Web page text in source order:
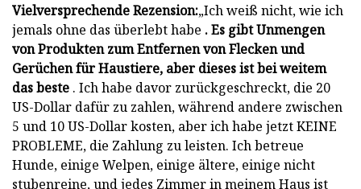
Vielversprechende Rezension:„Ich weiß nicht, wie ich
jemals ohne das überlebt habe . Es gibt Unmengen
von Produkten zum Entfernen von Flecken und
Gerüchen für Haustiere, aber dieses ist bei weitem
das beste . Ich habe davor zurückgeschreckt, die 20
US-Dollar dafür zu zahlen, während andere zwischen
5 und 10 US-Dollar kosten, aber ich habe jetzt KEINE
PROBLEME, die Zahlung zu leisten. Ich betreue
Hunde, einige Welpen, einige ältere, einige nicht
stubenreine, und jedes Zimmer in meinem Haus ist